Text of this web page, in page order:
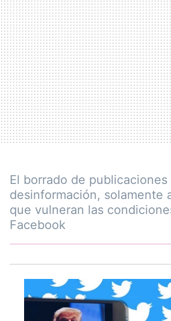
El borrado de
desinformación, solamente
que vulneran las
Facebook